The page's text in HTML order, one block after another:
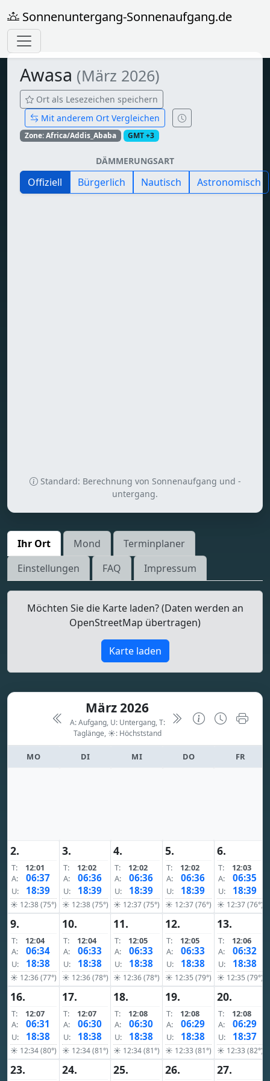
Sonnenuntergang-Sonnenaufgang.de
Awasa (März 2026)
Ort als Lesezeichen speichern
Mit anderem Ort Vergleichen
Zone: Africa/Addis_Ababa GMT +3
DÄMMERUNGSART
Offiziell Bürgerlich Nautisch Astronomisch
Standard: Berechnung von Sonnenaufgang und -
untergang.
Ihr Ort Mond
Terminplaner
Einstellungen
FAQ Impressum
Möchten Sie die Karte laden? (Daten werden an
OpenStreetMap übertragen)
Karte laden
März 2026
A: Aufgang, U: Untergang, T:
Taglänge, ☀: Höchststand
MO DI MI DO FR
2.
T:
12:01
A:
06:37
U: 18:39
☀ 12:38 (75°)
3.
T:
12:02
A:
06:36
U: 18:39
☀ 12:38 (75°)
4.
T:
12:02
A:
06:36
U: 18:39
☀ 12:37 (75°)
5.
T:
12:02
A:
06:36
U: 18:39
☀ 12:37 (76°)
6.
T:
12:03
A:
06:35
U: 18:39
☀ 12:37 (76°)
9.
T:
12:04
A:
06:34
U: 18:38
☀ 12:36 (77°)
10.
T:
12:04
A:
06:33
U: 18:38
☀ 12:36 (78°)
11.
T:
12:05
A:
06:33
U: 18:38
☀ 12:36 (78°)
12.
T:
12:05
A:
06:33
U: 18:38
☀ 12:35 (79°)
13.
T:
12:06
A:
06:32
U: 18:38
☀ 12:35 (79°)
16.
T:
12:07
A:
06:31
U: 18:38
☀ 12:34 (80°)
17.
T:
12:07
A:
06:30
U: 18:38
☀ 12:34 (81°)
18.
T:
12:08
A:
06:30
U: 18:38
☀ 12:34 (81°)
19.
T:
12:08
A:
06:29
U: 18:38
☀ 12:33 (81°)
20.
T:
12:08
A:
06:29
U: 18:37
☀ 12:33 (82°)
23. 24. 25. 26. 27.